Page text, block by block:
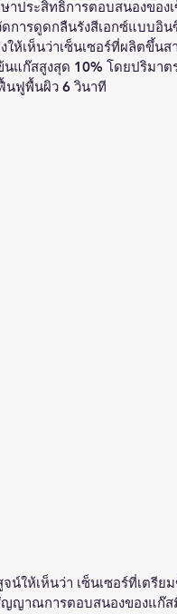
าประสิทธิการตอบสนองขอ
การดูดกลืนรังสีเอกซ์แบบอิ
ห้เห็นว่าเซ็นเซอร์ที่ผลิตขึ้น
แก๊สสูงสุด 10% โดยปริมาต
นฟูพื้นผิว 6 วินาที
น์ให้เห็นว่า เซ็นเซอร์ที่เตรี
ญาณการตอบสนองของแก๊ส